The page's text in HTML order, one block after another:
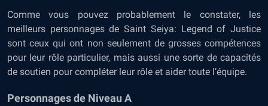
Comme vous pouvez probablement le constater, les
meilleurs personnages de Saint Seiya: Legend of Justice
sont ceux qui ont non seulement de grosses compétences
pour leur rôle particulier, mais aussi une sorte de capacités
de soutien pour compléter leur rôle et aider toute l’équipe.
Personnages de Niveau A